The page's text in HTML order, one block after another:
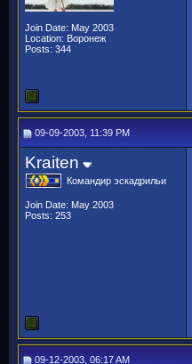
Join Date: May 2003
Location: Воронеж
Posts: 344
09-09-2003, 11:39 PM
Kraiten
Командир эскадрильи
Join Date: May 2003
Posts: 253
09-12-2003, 06:17 AM